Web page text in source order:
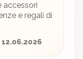
accessori
e regali di